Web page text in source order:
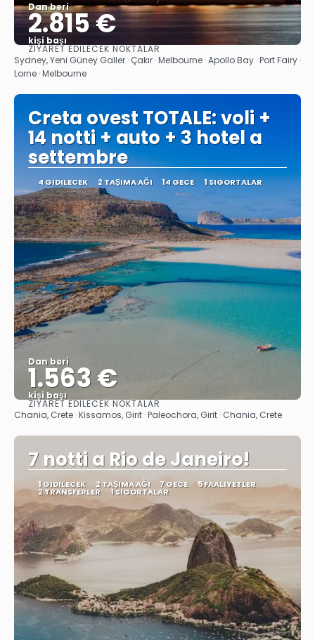
Dan beri
2.815 €
kişi başı
Görüntüle
ZIYARET EDILECEK NOKTALAR
Sydney, Yeni Güney Galler · Çakır · Melbourne · Apollo Bay · Port Fairy ·
Lorne · Melbourne
Creta ovest TOTALE: voli +
14 notti + auto + 3 hotel a
settembre
4 GIDILECEK 2 TAŞIMA AĞI 14 GECE 1 SIGORTALAR
Dan beri
1.563 €
kişi başı
Görüntüle
ZIYARET EDILECEK NOKTALAR
Chania, Crete · Kissamos, Girit · Paleochora, Girit · Chania, Crete
7 notti a Rio de Janeiro!
1 GIDILECEK 2 TAŞIMA AĞI 7 GECE 5 FAALIYETLER
2 TRANSFERLER 1 SIGORTALAR